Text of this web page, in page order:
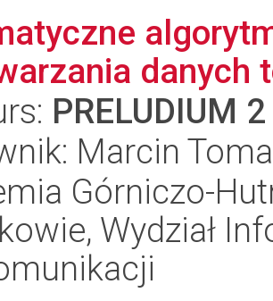
danych
PRELUDIUM 2
Marcin
Górniczo-
Wydział